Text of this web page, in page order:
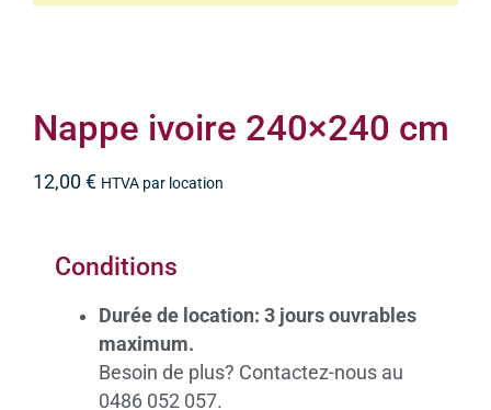
Nappe ivoire 240×240 cm
12,00 € HTVA par location
Conditions
Durée de location: 3 jours ouvrables
maximum.
Besoin de plus? Contactez-nous au
0486 052 057.